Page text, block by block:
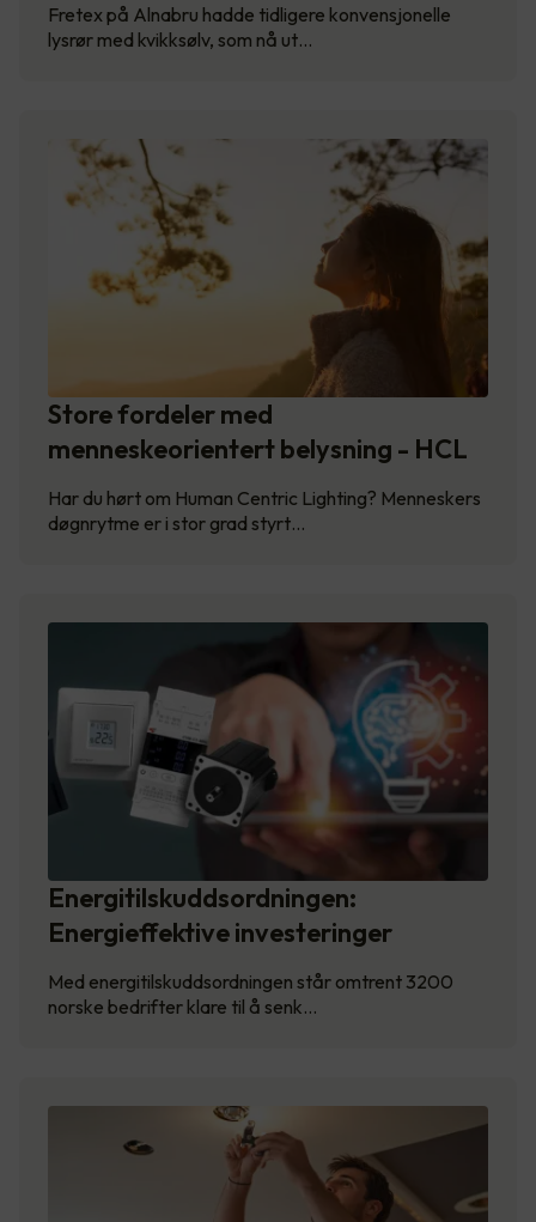
Fretex på Alnabru hadde tidligere konvensjonelle
lysrør med kvikksølv, som nå ut…
Store fordeler med
menneskeorientert belysning - HCL
Har du hørt om Human Centric Lighting? Menneskers
døgnrytme er i stor grad styrt…
Energitilskuddsordningen:
Energieffektive investeringer
Med energitilskuddsordningen står omtrent 3200
norske bedrifter klare til å senk…